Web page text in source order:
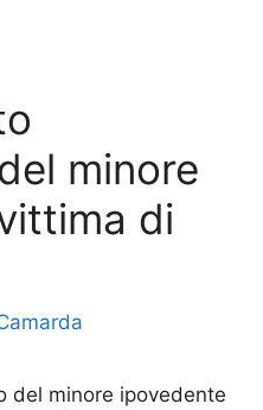
minore
di
del minore ipovedente